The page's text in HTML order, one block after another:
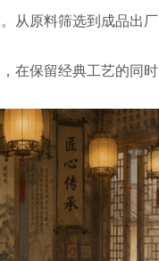
从原料筛选到成品出
在保留经典工艺的同